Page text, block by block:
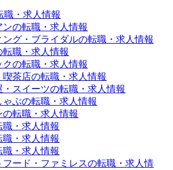
職・求人情報
の転職・求人情報
グ・ブライダルの転職・求人情報
職・求人情報
の転職・求人情報
茶店の転職・求人情報
スイーツの転職・求人情報
ぶの転職・求人情報
転職・求人情報
・求人情報
・求人情報
・求人情報
ード・ファミレスの転職・求人情